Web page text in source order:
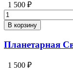
1 500 ₽
В корзину
Планетарная
1 500 ₽